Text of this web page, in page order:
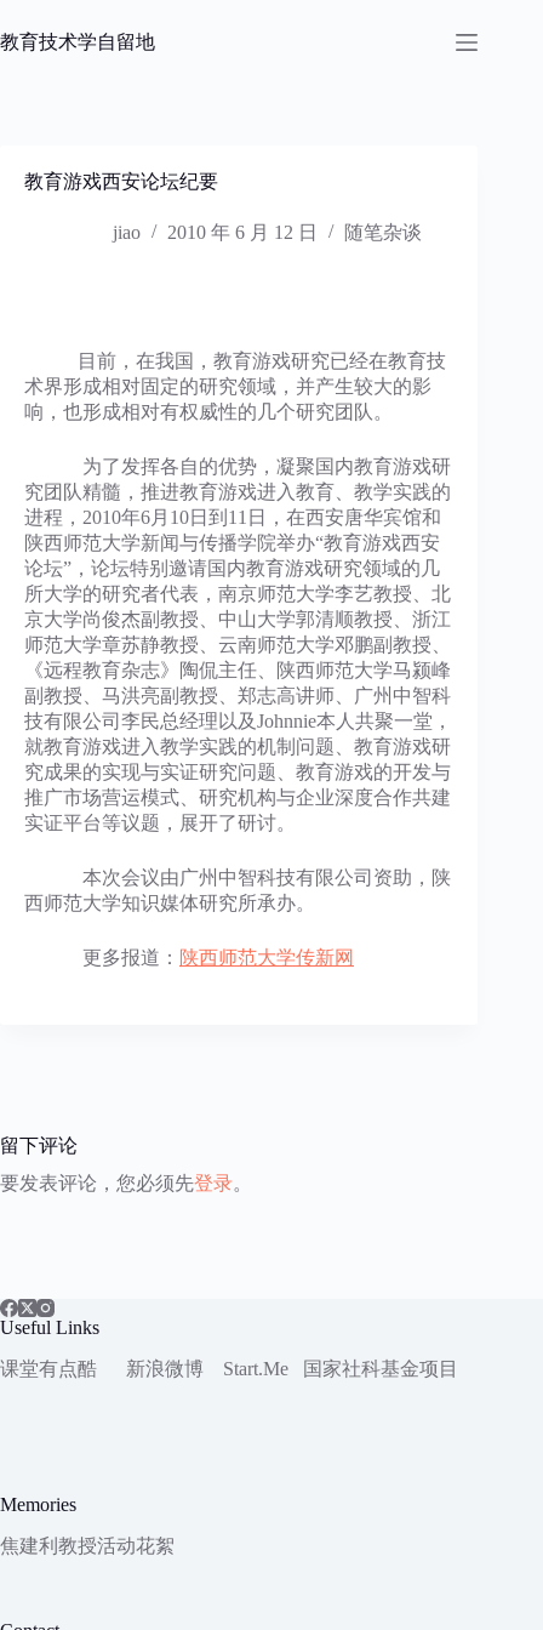
过
教育技术学自留地
教育游戏西安论坛纪要
jiao 2010 年 6 月 12 日 随笔杂谈
目前，在我国，教育游戏研究已经在教育技
术界形成相对固定的研究领域，并产生较大的影
响，也形成相对有权威性的几个研究团队。
为了发挥各自的优势，凝聚国内教育游戏研
究团队精髓，推进教育游戏进入教育、教学实践的
进程，2010年6月10日到11日，在西安唐华宾馆和
陕西师范大学新闻与传播学院举办“教育游戏西安
论坛”，论坛特别邀请国内教育游戏研究领域的几
所大学的研究者代表，南京师范大学李艺教授、北
京大学尚俊杰副教授、中山大学郭清顺教授、浙江
师范大学章苏静教授、云南师范大学邓鹏副教授、
《远程教育杂志》陶侃主任、陕西师范大学马颍峰
副教授、马洪亮副教授、郑志高讲师、广州中智科
技有限公司李民总经理以及Johnnie本人共聚一堂，
就教育游戏进入教学实践的机制问题、教育游戏研
究成果的实现与实证研究问题、教育游戏的开发与
推广市场营运模式、研究机构与企业深度合作共建
实证平台等议题，展开了研讨。
本次会议由广州中智科技有限公司资助，陕
西师范大学知识媒体研究所承办。
更多报道： 陕西师范大学传新网
留下评论
要发表评论，您必须先登录。
Useful Links
课堂有点酷
新浪微博 Start.Me 国家社科基金项目
Memories
焦建利教授活动花絮